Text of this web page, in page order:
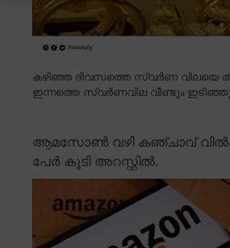
കഴിഞ്ഞ ദിവസത്തെ സ്വർണ വിലയെ
ഇന്നത്തെ സ്വർണവില വീണ്ടും
ആമസോൺ വഴി കഞ്ചാവ്
പേർ കൂടി അറസ്റ്റിൽ.